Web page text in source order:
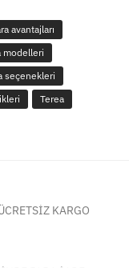
avantajları
modelleri
seçenekleri
Terea
KARGO